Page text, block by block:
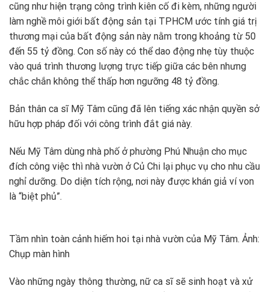
cũng như hiện trạng công trình kiên cố đi kèm, những người
làm nghề môi giới bất động sản tại TPHCM ước tính giá trị
thương mại của bất động sản này nằm trong khoảng từ 50
đến 55 tỷ đồng. Con số này có thể dao động nhẹ tùy thuộc
vào quá trình thương lượng trực tiếp giữa các bên nhưng
chắc chắn không thể thấp hơn ngưỡng 48 tỷ đồng.
Bản thân ca sĩ Mỹ Tâm cũng đã lên tiếng xác nhận quyền sở
hữu hợp pháp đối với công trình đắt giá này.
Nếu Mỹ Tâm dùng nhà phố ở phường Phú Nhuận cho mục
đích công việc thì nhà vườn ở Củ Chi lại phục vụ cho nhu cầu
nghỉ dưỡng. Do diện tích rộng, nơi này được khán giả ví von
là “biệt phủ”.
Tầm nhìn toàn cảnh hiếm hoi tại nhà vườn của Mỹ Tâm. Ảnh:
Chụp màn hình
Vào những ngày thông thường, nữ ca sĩ sẽ sinh hoạt và xử